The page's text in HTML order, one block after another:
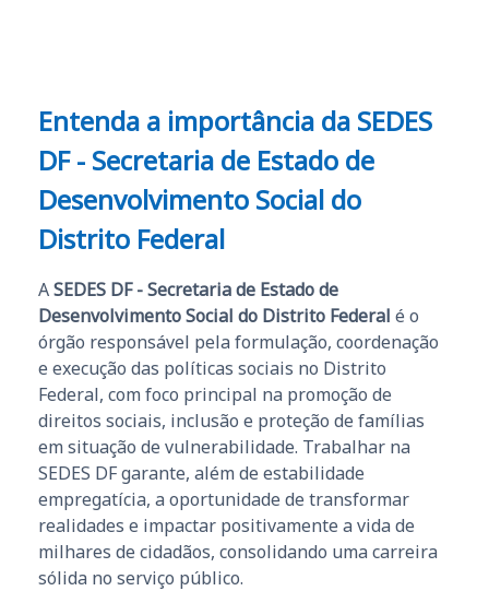
Entenda a importância da SEDES
DF - Secretaria de Estado de
Desenvolvimento Social do
Distrito Federal
ASEDES DF - Secretaria de Estado de
Desenvolvimento Social do Distrito Federal é o
órgão responsável pela formulação, coordenação
e execução das políticas sociais no Distrito
Federal, com foco principal na promoção de
direitos sociais, inclusão e proteção de famílias
em situação de vulnerabilidade. Trabalhar na
SEDES DF garante, além de estabilidade
empregatícia, a oportunidade de transformar
realidades e impactar positivamente a vida de
milhares de cidadãos, consolidando uma carreira
sólida no serviço público.